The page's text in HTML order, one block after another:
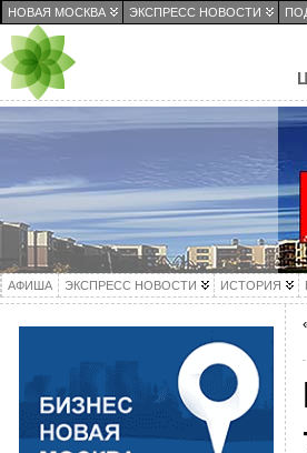
НОВАЯ МОСКВА ЭКСПРЕСС НОВОСТИ
АФИША ЭКСПРЕСС НОВОСТИ ИСТОРИЯ